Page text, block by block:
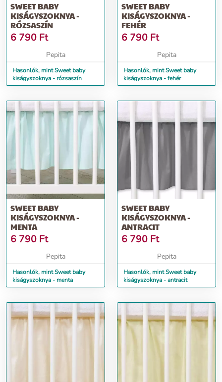
SWEET BABY
KISÁGYSZOKNYA -
RÓZSASZÍN
6 790 Ft
Pepita
Hasonlók, mint Sweet baby
kiságyszoknya - rózsaszín
SWEET BABY
KISÁGYSZOKNYA -
FEHÉR
6 790 Ft
Pepita
Hasonlók, mint Sweet baby
kiságyszoknya - fehér
SWEET BABY
KISÁGYSZOKNYA -
MENTA
6 790 Ft
Pepita
Hasonlók, mint Sweet baby
kiságyszoknya - menta
SWEET BABY
KISÁGYSZOKNYA -
ANTRACIT
6 790 Ft
Pepita
Hasonlók, mint Sweet baby
kiságyszoknya - antracit